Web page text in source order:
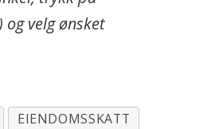
velg ønsket
EIENDOMSSKATT